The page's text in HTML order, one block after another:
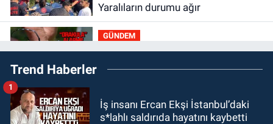
Yaralıların durumu ağır
GÜNDEM
10:06“Drakula” alarmı! Zonguldak,
Bartın ve Düzce tehdit altında
09:52Karabük'te kaza yaptılar: 7
Trend Haberler
İş insanı Ercan Ekşi İstanbul’daki
s*lahlı saldırıda hayatını kaybetti
1